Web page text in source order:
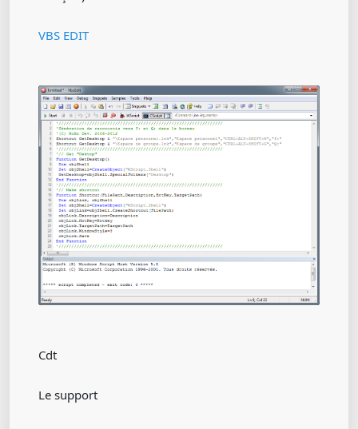
VBS EDIT
Cdt
Le support